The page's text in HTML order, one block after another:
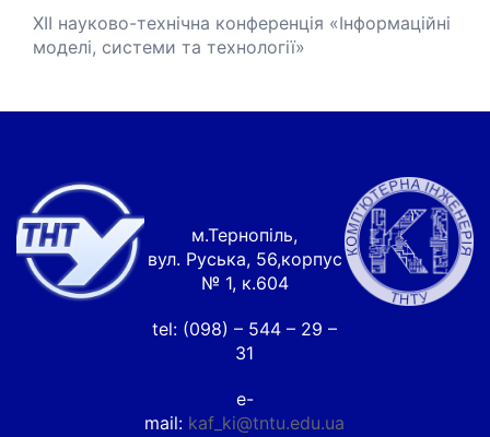
XІІ науково-технічна конференція «Інформаційні
моделі, системи та технології»
м.Тернопіль,
вул. Руська, 56,корпус
№ 1, к.604
tel: (098) – 544 – 29 –
31
e-
mail: kaf_ki@tntu.edu.ua